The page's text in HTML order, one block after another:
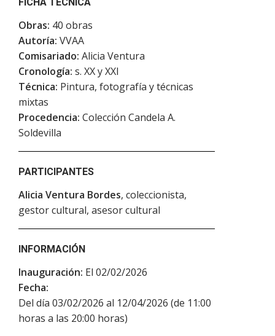
Obras: 40 obras
Autoría: VVAA
Comisariado: Alicia Ventura
Cronología: s. XX y XXI
Técnica: Pintura, fotografía y técnicas
mixtas
Procedencia: Colección Candela A.
Soldevilla
PARTICIPANTES
Alicia Ventura Bordes, coleccionista,
gestor cultural, asesor cultural
INFORMACIÓN
Inauguración: El 02/02/2026
Fecha:
Del día 03/02/2026 al 12/04/2026 (de 11:00
horas a las 20:00 horas)